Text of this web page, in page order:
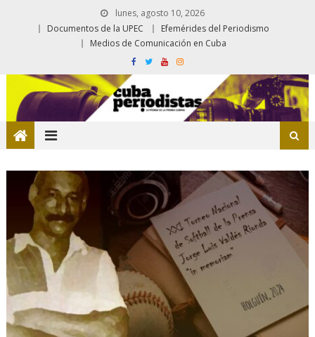
lunes, agosto 10, 2026
Documentos de la UPEC
Efemérides del Periodismo
Medios de Comunicación en Cuba